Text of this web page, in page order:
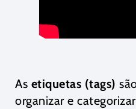
As etiquetas (tags)
organizar e